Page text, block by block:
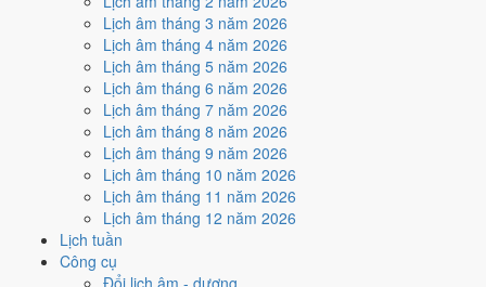
Lịch âm tháng 3 năm 2026
Lịch âm tháng 4 năm 2026
Lịch âm tháng 5 năm 2026
Lịch âm tháng 6 năm 2026
Lịch âm tháng 7 năm 2026
Lịch âm tháng 8 năm 2026
Lịch âm tháng 9 năm 2026
Lịch âm tháng 10 năm 2026
Lịch âm tháng 11 năm 2026
Lịch âm tháng 12 năm 2026
Lịch tuần
Công cụ
Đổi lịch âm - dương
Cách tính ngày tốt
Nhập trạch - vào nhà mới
Trung bình
Nhập trạch - vào nhà mới hôm nay ở
Ngày Hắc Đạogây bất lợi.
Cách tính ngày tốt
Mua xe - tậu xe
Xấu
Mua xe - tậu xe hôm nay ởmức xấu (3/10)
Ngày Hắc Đạogây bất lợi.
Cách tính ngày tốt
✈️
Xuất hành - đi xa